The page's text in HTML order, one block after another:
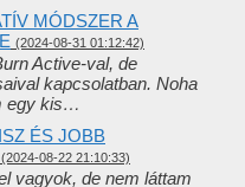
MÓDSZER A
(2024-08-31 01:12:42)
Active-val, de
kapcsolatban. Noha
egy kis…
ÉS JOBB
(2024-08-22 21:10:33)
vagyok, de nem láttam